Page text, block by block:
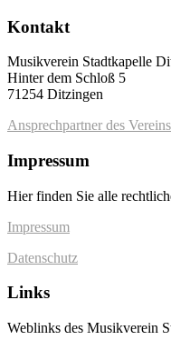
Kontakt
Musikverein Stadtkapelle
Hinter dem Schloß 5
71254 Ditzingen
Ansprechpartner des Vereins
Impressum
Hier finden Sie alle
Impressum
Datenschutz
Links
Weblinks des Musikverein